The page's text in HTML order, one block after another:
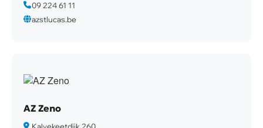
09 224 61 11
azstlucas.be
AZ Zeno